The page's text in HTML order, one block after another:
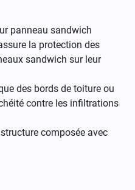
panneau sandwich
la protection des
sandwich sur leur
des bords de toiture ou
contre les infiltrations
composée avec